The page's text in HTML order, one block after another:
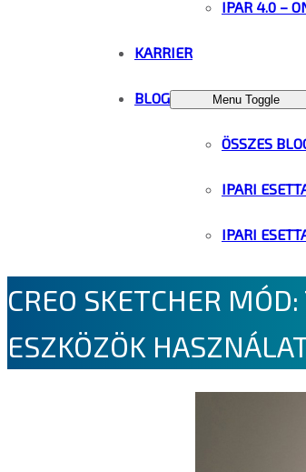
IPAR 4.0 –
KARRIER
BLOG Menu Toggle
ÖSSZES
IPARI
IPARI
CREO SKETCHER
ESZKÖZÖK